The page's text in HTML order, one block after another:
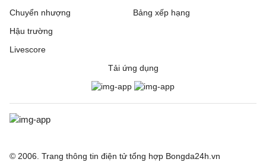
Chuyển nhượng
Hậu trường
Livescore
Bảng xếp hạng
Tải ứng dụng
© 2006. Trang thông tin điện tử tổng hợp Bongda24h.vn